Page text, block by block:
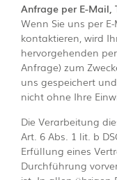
Anfrage per E-Mail,
Wenn Sie uns per
kontaktieren, wird
hervorgehenden
Anfrage) zum
uns gespeichert
nicht ohne Ihre
Die Verarbeitung
Art. 6 Abs. 1 lit. b
Erfüllung eines
Durchführung